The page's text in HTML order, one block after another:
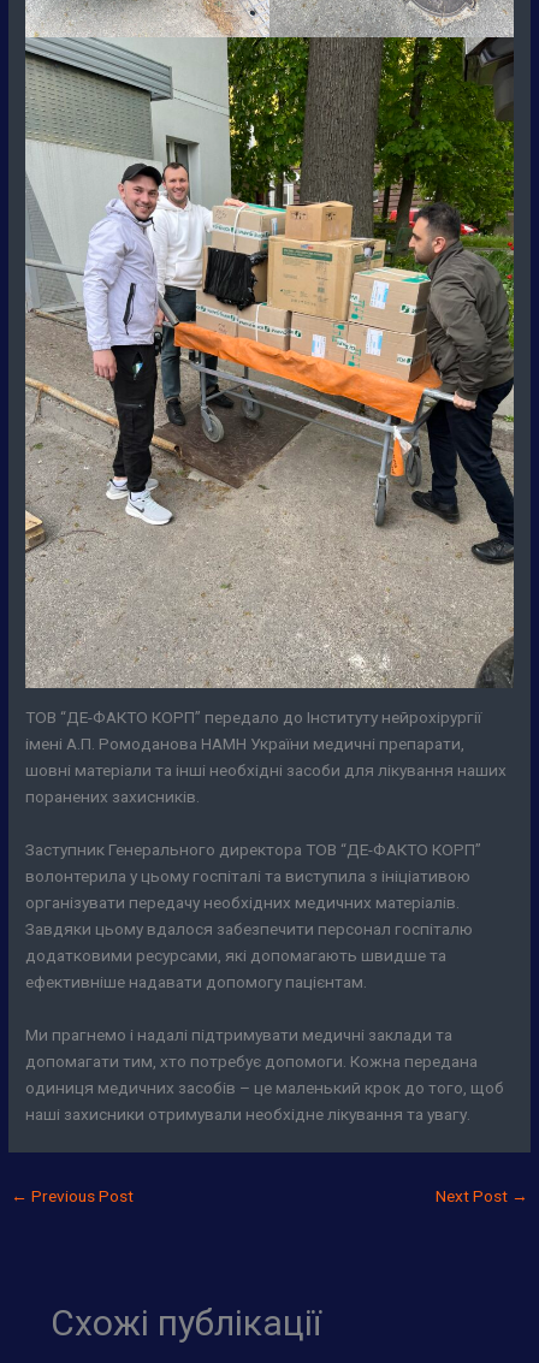
ТОВ “ДЕ-ФАКТО КОРП” передало до Інституту нейрохірургії
імені А.П. Ромоданова НАМН України медичні препарати,
шовні матеріали та інші необхідні засоби для лікування наших
поранених захисників.
Заступник Генерального директора ТОВ “ДЕ-ФАКТО КОРП”
волонтерила у цьому госпіталі та виступила з ініціативою
організувати передачу необхідних медичних матеріалів.
Завдяки цьому вдалося забезпечити персонал госпіталю
додатковими ресурсами, які допомагають швидше та
ефективніше надавати допомогу пацієнтам.
Ми прагнемо і надалі підтримувати медичні заклади та
допомагати тим, хто потребує допомоги. Кожна передана
одиниця медичних засобів – це маленький крок до того, щоб
наші захисники отримували необхідне лікування та увагу.
← Previous Post Next Post →
Схожі публікації